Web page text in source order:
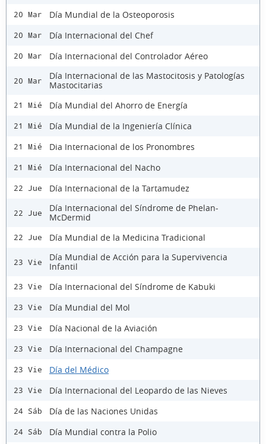
20 Mar Día Mundial de la Osteoporosis
20 Mar Día Internacional del Chef
20 Mar Día Internacional del Controlador Aéreo
20 Mar
Día Internacional de las Mastocitosis y Patologías
Mastocitarias
21 Mié Día Mundial del Ahorro de Energía
21 Mié Día Mundial de la Ingeniería Clínica
21 Mié Dia Internacional de los Pronombres
21 Mié Día Internacional del Nacho
22 Jue Día Internacional de la Tartamudez
22 Jue
Día Internacional del Síndrome de Phelan-
McDermid
22 Jue Día Mundial de la Medicina Tradicional
23 Vie
Día Mundial de Acción para la Supervivencia
Infantil
23 Vie Día Internacional del Síndrome de Kabuki
23 Vie Día Mundial del Mol
23 Vie Día Nacional de la Aviación
23 Vie Día Internacional del Champagne
23 Vie Día del Médico
23 Vie Día Internacional del Leopardo de las Nieves
24 Sáb Día de las Naciones Unidas
24 Sáb Día Mundial contra la Polio